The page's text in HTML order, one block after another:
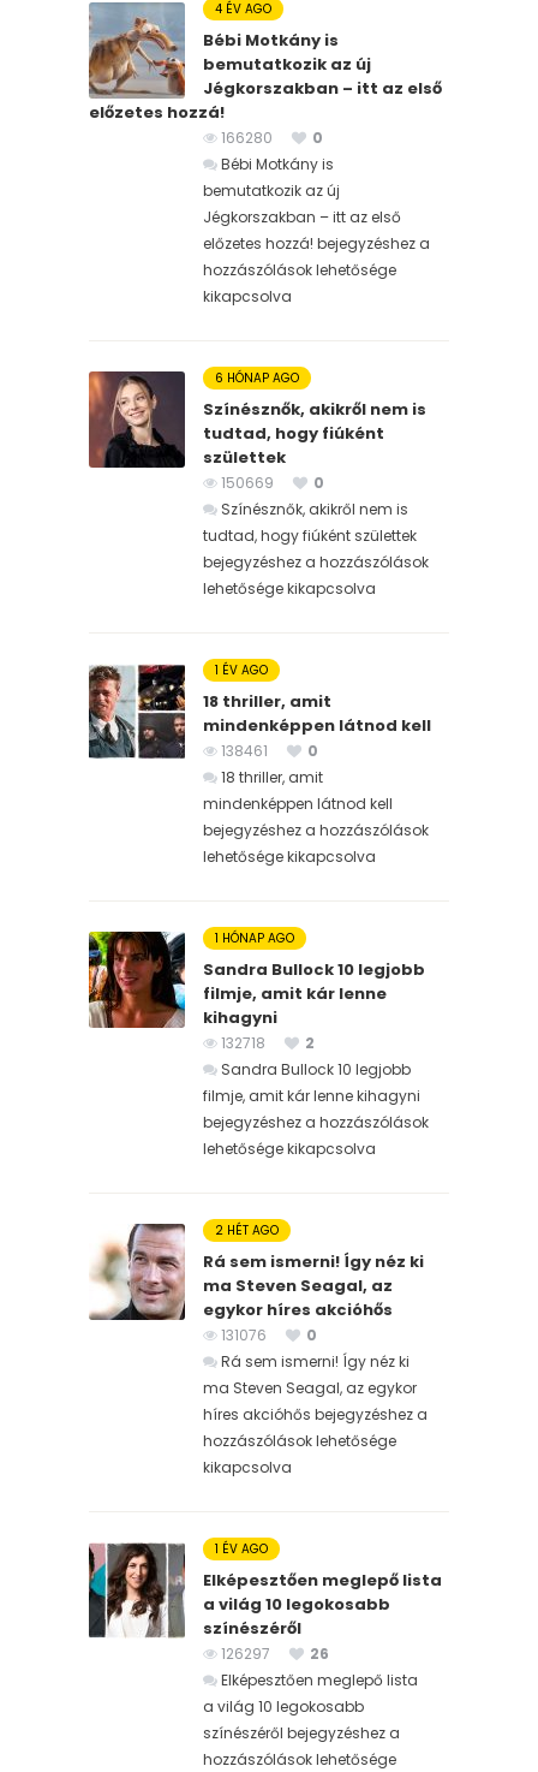
4 ÉV AGO
Bébi Motkány is
bemutatkozik az új
Jégkorszakban – itt az első
előzetes hozzá!
166280
0
Bébi Motkány is
bemutatkozik az új
Jégkorszakban – itt az első
előzetes hozzá! bejegyzéshez a
hozzászólások lehetősége
kikapcsolva
6 HÓNAP AGO
Színésznők, akikről nem is
tudtad, hogy fiúként
születtek
150669
0
Színésznők, akikről nem is
tudtad, hogy fiúként születtek
bejegyzéshez a hozzászólások
lehetősége kikapcsolva
1 ÉV AGO
18 thriller, amit
mindenképpen látnod kell
138461
0
18 thriller, amit
mindenképpen látnod kell
bejegyzéshez a hozzászólások
lehetősége kikapcsolva
1 HÓNAP AGO
Sandra Bullock 10 legjobb
filmje, amit kár lenne
kihagyni
132718
2
Sandra Bullock 10 legjobb
filmje, amit kár lenne kihagyni
bejegyzéshez a hozzászólások
lehetősége kikapcsolva
2 HÉT AGO
Rá sem ismerni! Így néz ki
ma Steven Seagal, az
egykor híres akcióhős
131076
0
Rá sem ismerni! Így néz ki
ma Steven Seagal, az egykor
híres akcióhős bejegyzéshez a
hozzászólások lehetősége
kikapcsolva
1 ÉV AGO
Elképesztően meglepő lista
a világ 10 legokosabb
színészéről
126297
26
Elképesztően meglepő lista
a világ 10 legokosabb
színészéről bejegyzéshez a
hozzászólások lehetősége